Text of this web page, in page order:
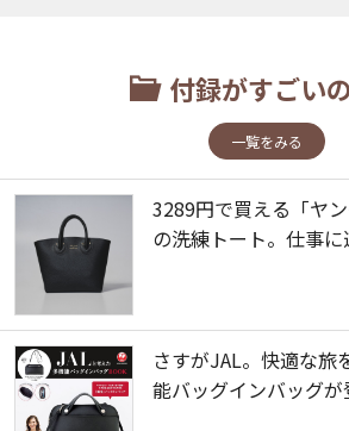
付録がすごい
一覧をみる
3289円で買える「ヤ
の洗練トート。仕事に
さすがJAL。快適な旅
能バッグインバッグが